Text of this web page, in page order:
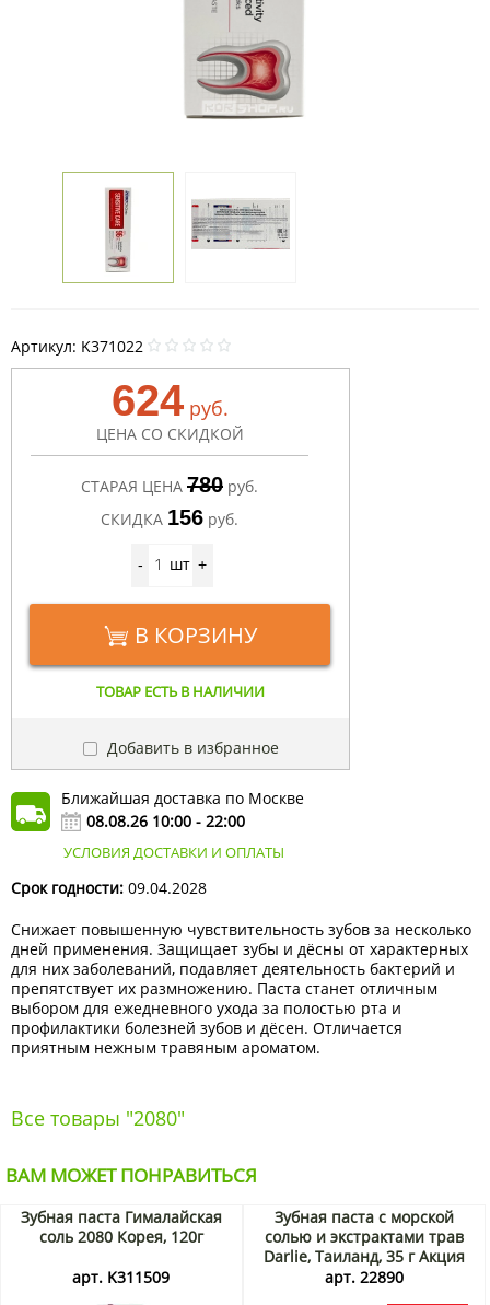
Артикул: K371022
624 руб.
ЦЕНА СО СКИДКОЙ
СТАРАЯ ЦЕНА 780 руб.
СКИДКА 156 руб.
- шт +
В КОРЗИНУ
ТОВАР ЕСТЬ В НАЛИЧИИ
Добавить в избранное
Ближайшая доставка по Москве
08.08.26 10:00 - 22:00
УСЛОВИЯ ДОСТАВКИ И ОПЛАТЫ
Срок годности: 09.04.2028
Снижает повышенную чувствительность зубов за несколько
дней применения. Защищает зубы и дёсны от характерных
для них заболеваний, подавляет деятельность бактерий и
препятствует их размножению. Паста станет отличным
выбором для ежедневного ухода за полостью рта и
профилактики болезней зубов и дёсен. Отличается
приятным нежным травяным ароматом.
Все товары "2080"
ВАМ МОЖЕТ ПОНРАВИТЬСЯ
Зубная паста Гималайская
соль 2080 Корея, 120г
арт. K311509
Зубная паста с морской
солью и экстрактами трав
Darlie, Таиланд, 35 г Акция
арт. 22890